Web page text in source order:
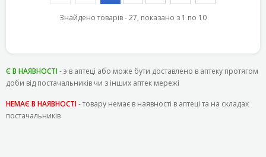
Знайдено товарів - 27, показано з 1 по 10
Є В НАЯВНОСТІ- э в аптеці або може бути доставлено в аптеку протягом
доби від постачальників чи з інших аптек мережі
НЕМАЄ В НАЯВНОСТІ- товару немає в наявності в аптеці та на складах
постачальників